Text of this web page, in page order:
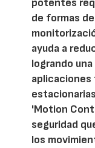
potentes
de formas
ayuda a
logrando
'Motion
seguridad
los